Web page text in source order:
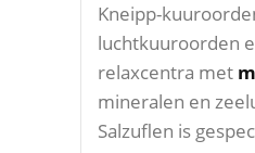
Kneipp-
luchtkuuroorden
relaxcentra met
mineralen en
Salzuflen is